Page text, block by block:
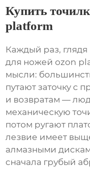
Купить
platform
Каждый раз, глядя
для ножей ozon
мысли:
путают заточку с
и возвратам —
механическую
потом ругают
лезвие имеет
алмазными
сначала грубый